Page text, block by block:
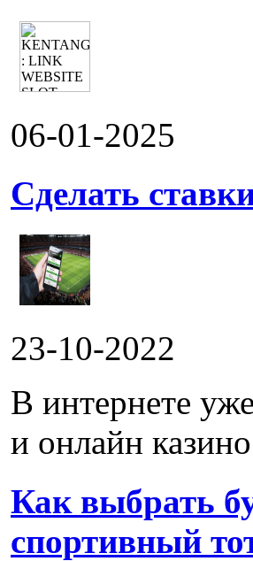
06-01-2025
Сделать
23-10-2022
В интернете
и онлайн
Как выбрать
спортивный